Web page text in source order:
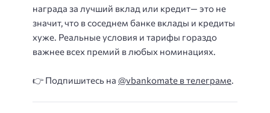
награда за лучший вклад или кредит— это не
значит, что в соседнем банке вклады и кредиты
хуже. Реальные условия и тарифы гораздо
важнее всех премий в любых номинациях.
👉 Подпишитесь на @vbankomate в телеграме.